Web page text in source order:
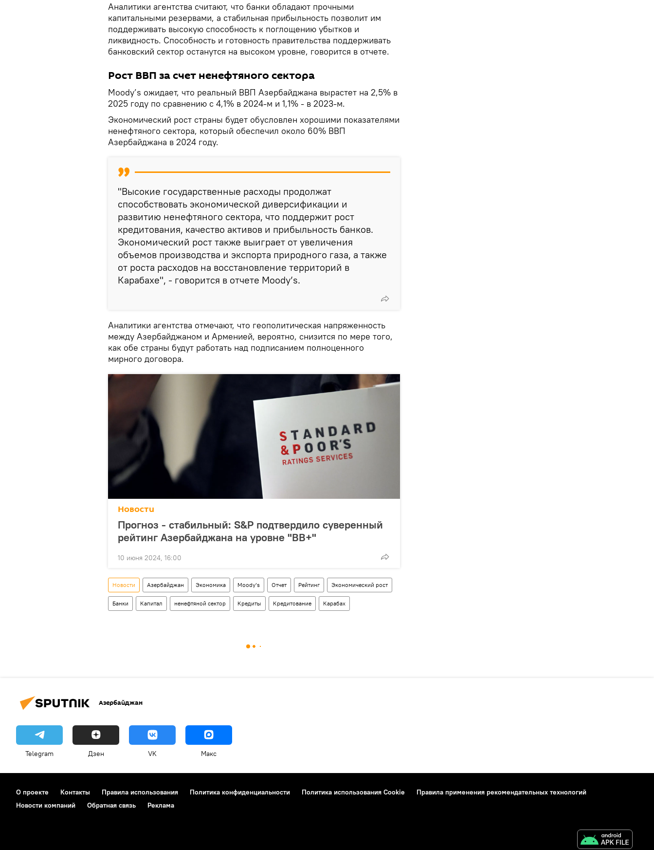
Аналитики агентства считают, что банки обладают прочными
капитальными резервами, а стабильная прибыльность позволит им
поддерживать высокую способность к поглощению убытков и
ликвидность. Способность и готовность правительства поддерживать
банковский сектор останутся на высоком уровне, говорится в отчете.
Рост ВВП за счет ненефтяного сектора
Moody’s ожидает, что реальный ВВП Азербайджана вырастет на 2,5% в
2025 году по сравнению с 4,1% в 2024-м и 1,1% - в 2023-м.
Экономический рост страны будет обусловлен хорошими показателями
ненефтяного сектора, который обеспечил около 60% ВВП
Азербайджана в 2024 году.
"Высокие государственные расходы продолжат
способствовать экономической диверсификации и
развитию ненефтяного сектора, что поддержит рост
кредитования, качество активов и прибыльность банков.
Экономический рост также выиграет от увеличения
объемов производства и экспорта природного газа, а также
от роста расходов на восстановление территорий в
Карабахе", - говорится в отчете Moody’s.
Аналитики агентства отмечают, что геополитическая напряженность
между Азербайджаном и Арменией, вероятно, снизится по мере того,
как обе страны будут работать над подписанием полноценного
мирного договора.
Новости
Прогноз - стабильный: S&P подтвердило суверенный
рейтинг Азербайджана на уровне "ВB+"
10 июня 2024, 16:00
Новости Азербайджан Экономика Moody’s Отчет Рейтинг Экономический рост
Банки Капитал ненефтяной сектор Кредиты Кредитование Карабах
Азербайджан
Telegram Дзен VK Макс
О проекте Контакты Правила использования Политика конфиденциальности Политика использования Cookie
Правила применения рекомендательных технологий
Новости компаний
Обратная связь Реклама